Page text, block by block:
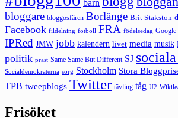
barn
bloggare bloggosfären Borlänge Brit Stakston
Facebook fildelning fotboll FRA födelsedag Google
IPRed JMW jobb kalendern livet media musik
politik präst Same Same But Different SJ
Socialdemokraterna sorg Stockholm Stora
TPB tweepblogs Twitter tävling tåg U2
Frisöket